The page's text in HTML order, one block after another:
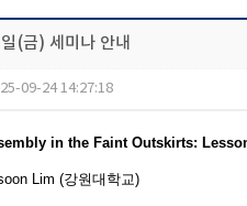
(금) 세미나 안내
09-24 14:27:18
in the Faint Outskirts:
Lim (강원대학교)